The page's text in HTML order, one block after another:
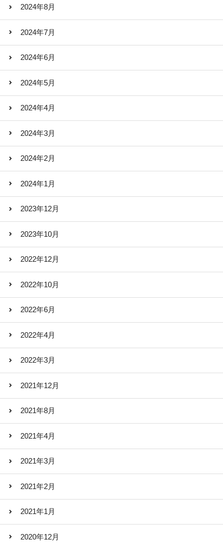
2024年8月
2024年7月
2024年6月
2024年5月
2024年4月
2024年3月
2024年2月
2024年1月
2023年12月
2023年10月
2022年12月
2022年10月
2022年6月
2022年4月
2022年3月
2021年12月
2021年8月
2021年4月
2021年3月
2021年2月
2021年1月
2020年12月